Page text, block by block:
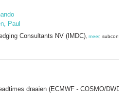
Paul
Consultants NV (IMDC) meer,
draaien (ECMWF - COSMO/